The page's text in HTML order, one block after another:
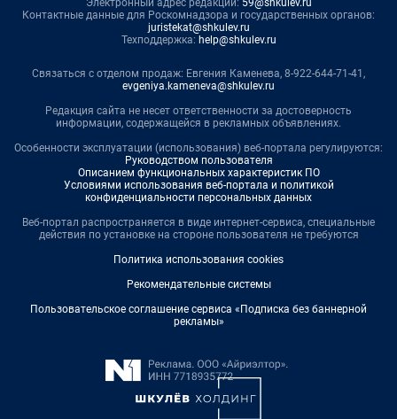
Электронный адрес редакции: 59@shkulev.ru
Контактные данные для Роскомнадзора и государственных органов:
juristekat@shkulev.ru
Техподдержка: help@shkulev.ru
Связаться с отделом продаж: Евгения Каменева, 8-922-644-71-41,
evgeniya.kameneva@shkulev.ru
Редакция сайта не несет ответственности за достоверность
информации, содержащейся в рекламных объявлениях.
Особенности эксплуатации (использования) веб-портала регулируются:
Руководством пользователя
Описанием функциональных характеристик ПО
Условиями использования веб-портала и политикой
конфиденциальности персональных данных
Веб-портал распространяется в виде интернет-сервиса, специальные
действия по установке на стороне пользователя не требуются
Политика использования cookies
Рекомендательные системы
Пользовательское соглашение сервиса «Подписка без баннерной
рекламы»